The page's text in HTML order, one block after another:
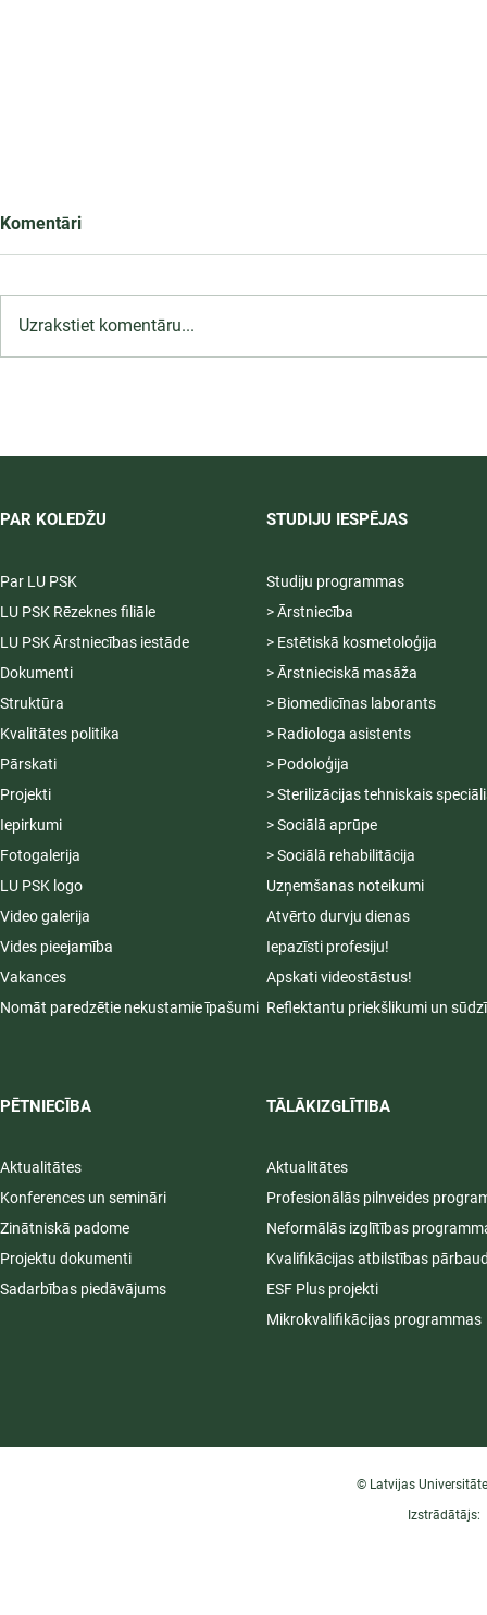
Komentāri
Uzrakstiet komentāru...
PAR KOLEDŽU
Par LU PSK
LU PSK Rēzeknes filiāle
LU PSK Ārstniecības iestāde
Dokumenti
Struktūra
Kvalitātes politika
Pārskati
Projekti
Iepirkumi
Fotogalerija
LU PSK logo
Video galerija
Vides pieejamība
Vakances
Nomāt paredzētie nekustamie īpašumi
PĒTNIECĪBA
Aktualitātes
Konferences un semināri
Zinātniskā padome
Projektu dokumenti
Sadarbības piedāvājums
STUDIJU IESPĒJAS
Studiju programmas
> Ārstniecība
> Estētiskā kosmetoloģija
> Ārstnieciskā masāža
> Biomedicīnas laborants
> Radiologa asistents
> Podoloģija
> Sterilizācijas tehniskais
> Sociālā aprūpe
> Sociālā rehabilitācija
Uzņemšanas noteikumi
Atvērto durvju dienas
Iepazīsti profesiju!
Apskati videostāstus!
Reflektantu priekšlikumi un
TĀLĀKIZGLĪTIBA
Aktualitātes
Profesionālās pilnveides
Neformālās izglītības
Kvalifikācijas atbilstības
ESF Plus projekti
Mikrokvalifikācijas programmas
© Latvijas
Izstrādātājs: